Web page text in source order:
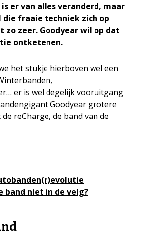
is er van alles veranderd, maar
die fraaie techniek zich op
zeer. Goodyear wil op dat
ontketenen.
het stukje hierboven wel een
er is wel degelijk vooruitgang
Goodyear grotere
reCharge, de band van de
band niet in de velg?